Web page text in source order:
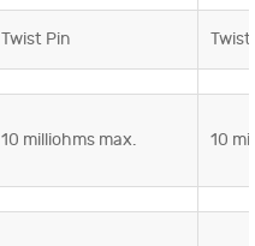
Twist Pin Twist
10 milliohms max. 10